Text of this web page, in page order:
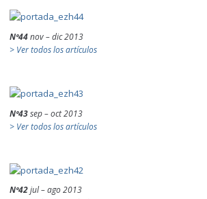
Nº44nov – dic 2013
> Ver todos los artículos
Nº43sep – oct 2013
> Ver todos los artículos
Nº42jul – ago 2013